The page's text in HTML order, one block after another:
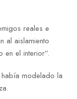
reales e
al aislamiento
en el interior”.
modelado la